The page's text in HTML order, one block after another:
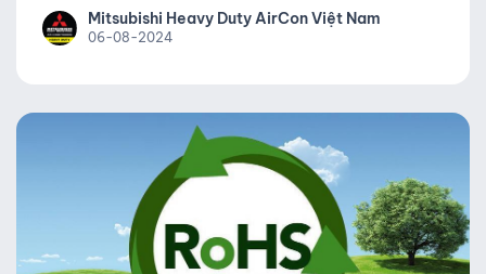
gồm: Pb, Hg, Cd, Cr6+, ...
Mitsubishi Heavy Duty AirCon Việt Nam
06-08-2024